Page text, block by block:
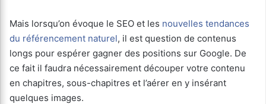
Mais lorsqu’on évoque le SEO et les nouvelles tendances
du référencement naturel, il est question de contenus
longs pour espérer gagner des positions sur Google. De
ce fait il faudra nécessairement découper votre contenu
en chapitres, sous-chapitres et l’aérer en y insérant
quelques images.